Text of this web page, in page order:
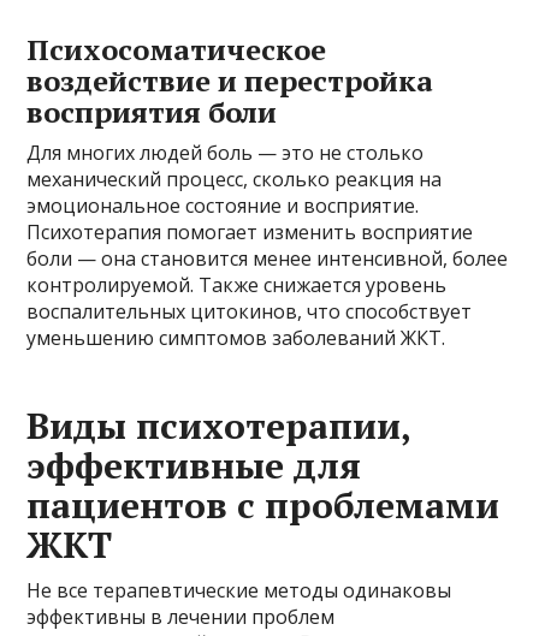
Психосоматическое
воздействие и перестройка
восприятия боли
Для многих людей боль — это не столько
механический процесс, сколько реакция на
эмоциональное состояние и восприятие.
Психотерапия помогает изменить восприятие
боли — она становится менее интенсивной, более
контролируемой. Также снижается уровень
воспалительных цитокинов, что способствует
уменьшению симптомов заболеваний ЖКТ.
Виды психотерапии,
эффективные для
пациентов с проблемами
ЖКТ
Не все терапевтические методы одинаковы
эффективны в лечении проблем